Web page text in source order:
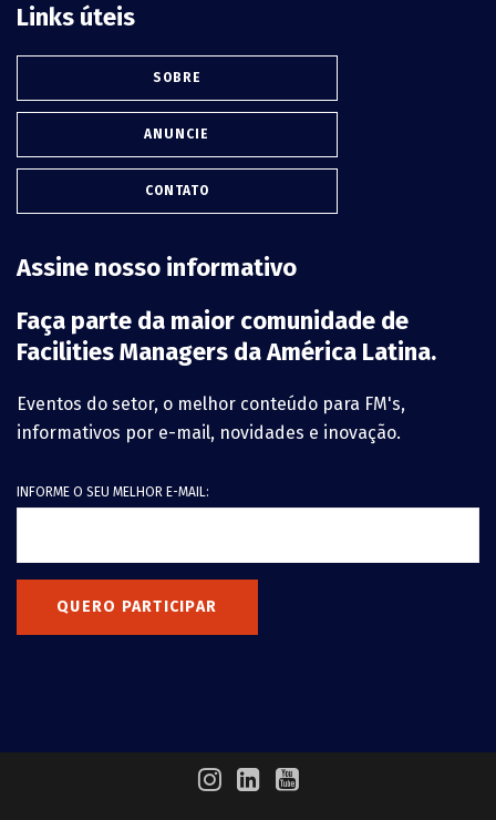
Links úteis
SOBRE
ANUNCIE
CONTATO
Assine nosso informativo
Faça parte da maior comunidade de
Facilities Managers da América Latina.
Eventos do setor, o melhor conteúdo para FM's,
informativos por e-mail, novidades e inovação.
INFORME O SEU MELHOR E-MAIL:
QUERO PARTICIPAR